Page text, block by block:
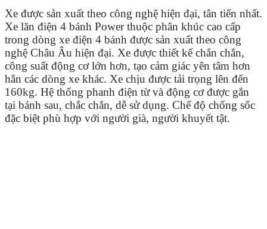
Xe được sản xuất theo công nghệ hiện đại, tân tiến nhất.
Xe lăn điện 4 bánh Power thuộc phân khúc cao cấp
trong dòng xe điện 4 bánh được sản xuất theo công
nghệ Châu Âu hiện đại. Xe được thiết kế chắn chắn,
công suất động cơ lớn hơn, tạo cảm giác yên tâm hơn
hẳn các dòng xe khác. Xe chịu được tải trọng lên đến
160kg. Hệ thống phanh điện từ và động cơ được gắn
tại bánh sau, chắc chắn, dễ sử dụng. Chế độ chống sốc
đặc biệt phù hợp với người già, người khuyết tật.